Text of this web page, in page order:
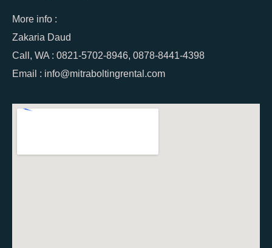
More info :
Zakaria Daud
Call, WA : 0821-5702-8946, 0878-8441-4398
Email : info@mitraboltingrental.com